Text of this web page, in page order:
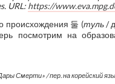
URL: https://
происхождения 둘 (туль/
посмотрим на
Смерти» / пер. на корейский